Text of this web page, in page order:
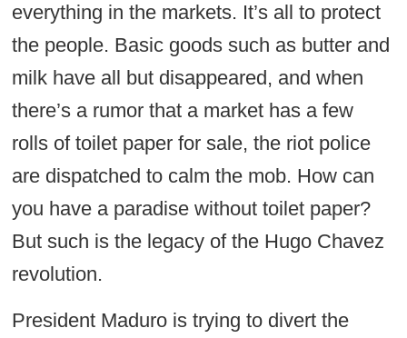
everything in the markets. It’s all to protect
the people. Basic goods such as butter and
milk have all but disappeared, and when
there’s a rumor that a market has a few
rolls of toilet paper for sale, the riot police
are dispatched to calm the mob. How can
you have a paradise without toilet paper?
But such is the legacy of the Hugo Chavez
revolution.
President Maduro is trying to divert the